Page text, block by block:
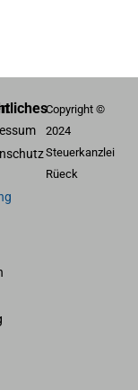
Copyright ©
2024
Steuerkanzlei
Rüeck